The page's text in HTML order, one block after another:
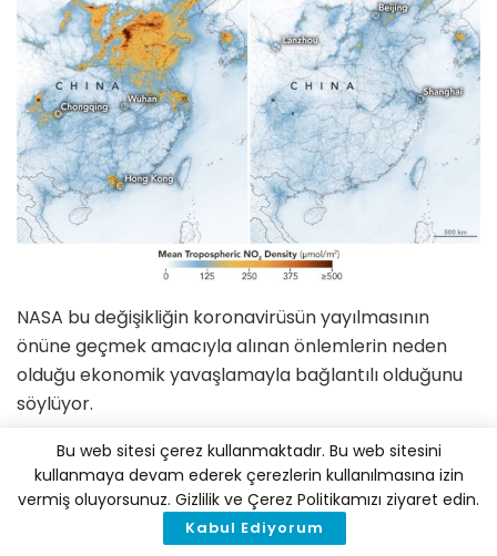
NASA bu değişikliğin koronavirüsün yayılmasının
önüne geçmek amacıyla alınan önlemlerin neden
olduğu ekonomik yavaşlamayla bağlantılı olduğunu
söylüyor.
[mks_button size=”medium” title=”İklim
Haber’i Telegram’da Takip Edin!”
style=”squared”
Bu web sitesi çerez kullanmaktadır. Bu web sitesini
kullanmaya devam ederek çerezlerin kullanılmasına izin
vermiş oluyorsunuz. Gizlilik ve Çerez Politikamızı ziyaret edin.
Kabul Ediyorum